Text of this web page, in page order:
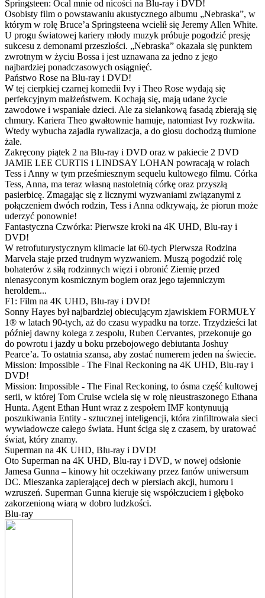
Springsteen: Ocal mnie od nicości na Blu-ray i DVD!
Osobisty film o powstawaniu akustycznego albumu „Nebraska”, w
którym w rolę Bruce’a Springsteena wcielił się Jeremy Allen White.
U progu światowej kariery młody muzyk próbuje pogodzić presję
sukcesu z demonami przeszłości. „Nebraska” okazała się punktem
zwrotnym w życiu Bossa i jest uznawana za jedno z jego
najbardziej ponadczasowych osiągnięć.
Państwo Rose na Blu-ray i DVD!
W tej cierpkiej czarnej komedii Ivy i Theo Rose wydają się
perfekcyjnym małżeństwem. Kochają się, mają udane życie
zawodowe i wspaniałe dzieci. Ale za sielankową fasadą zbierają się
chmury. Kariera Theo gwałtownie hamuje, natomiast Ivy rozkwita.
Wtedy wybucha zajadła rywalizacja, a do głosu dochodzą tłumione
żale.
Zakręcony piątek 2 na Blu-ray i DVD oraz w pakiecie 2 DVD
JAMIE LEE CURTIS i LINDSAY LOHAN powracają w rolach
Tess i Anny w tym prześmiesznym sequelu kultowego filmu. Córka
Tess, Anna, ma teraz własną nastoletnią córkę oraz przyszłą
pasierbicę. Zmagając się z licznymi wyzwaniami związanymi z
połączeniem dwóch rodzin, Tess i Anna odkrywają, że piorun może
uderzyć ponownie!
Fantastyczna Czwórka: Pierwsze kroki na 4K UHD, Blu-ray i
DVD!
W retrofuturystycznym klimacie lat 60-tych Pierwsza Rodzina
Marvela staje przed trudnym wyzwaniem. Muszą pogodzić rolę
bohaterów z siłą rodzinnych więzi i obronić Ziemię przed
nienasyconym kosmicznym bogiem oraz jego tajemniczym
heroldem...
F1: Film na 4K UHD, Blu-ray i DVD!
Sonny Hayes był najbardziej obiecującym zjawiskiem FORMUŁY
1® w latach 90-tych, aż do czasu wypadku na torze. Trzydzieści lat
później dawny kolega z zespołu, Ruben Cervantes, przekonuje go
do powrotu i jazdy u boku przebojowego debiutanta Joshuy
Pearce’a. To ostatnia szansa, aby zostać numerem jeden na świecie.
Mission: Impossible - The Final Reckoning na 4K UHD, Blu-ray i
DVD!
Mission: Impossible - The Final Reckoning, to ósma część kultowej
serii, w której Tom Cruise wciela się w rolę nieustraszonego Ethana
Hunta. Agent Ethan Hunt wraz z zespołem IMF kontynuują
poszukiwania Entity - sztucznej inteligencji, która zinfiltrowała sieci
wywiadowcze całego świata. Hunt ściga się z czasem, by uratować
świat, który znamy.
Superman na 4K UHD, Blu-ray i DVD!
Oto Superman na 4K UHD, Blu-ray i DVD, w nowej odsłonie
Jamesa Gunna – kinowy hit oczekiwany przez fanów uniwersum
DC. Mieszanka zapierającej dech w piersiach akcji, humoru i
wzruszeń. Superman Gunna kieruje się współczuciem i głęboko
zakorzenioną wiarą w dobro ludzkości.
Blu-ray